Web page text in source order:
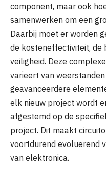
component, maar ook
samenwerken om een
Daarbij moet er worden
de kosteneffectiviteit, de
veiligheid. Deze
varieert van
geavanceerdere
elk nieuw project wordt
afgestemd op de
project. Dit maakt
voortdurend evoluerend
van elektronica.